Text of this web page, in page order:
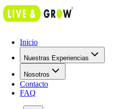
Inicio
Nuestras Experiencias
Nosotros
Contacto
FAQ